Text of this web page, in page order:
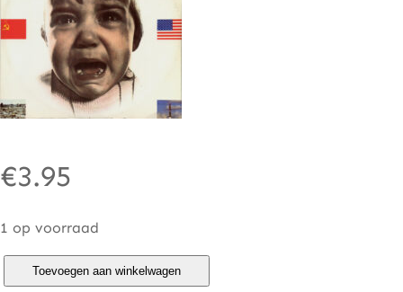
€3.95
1 op voorraad
Toevoegen aan winkelwagen